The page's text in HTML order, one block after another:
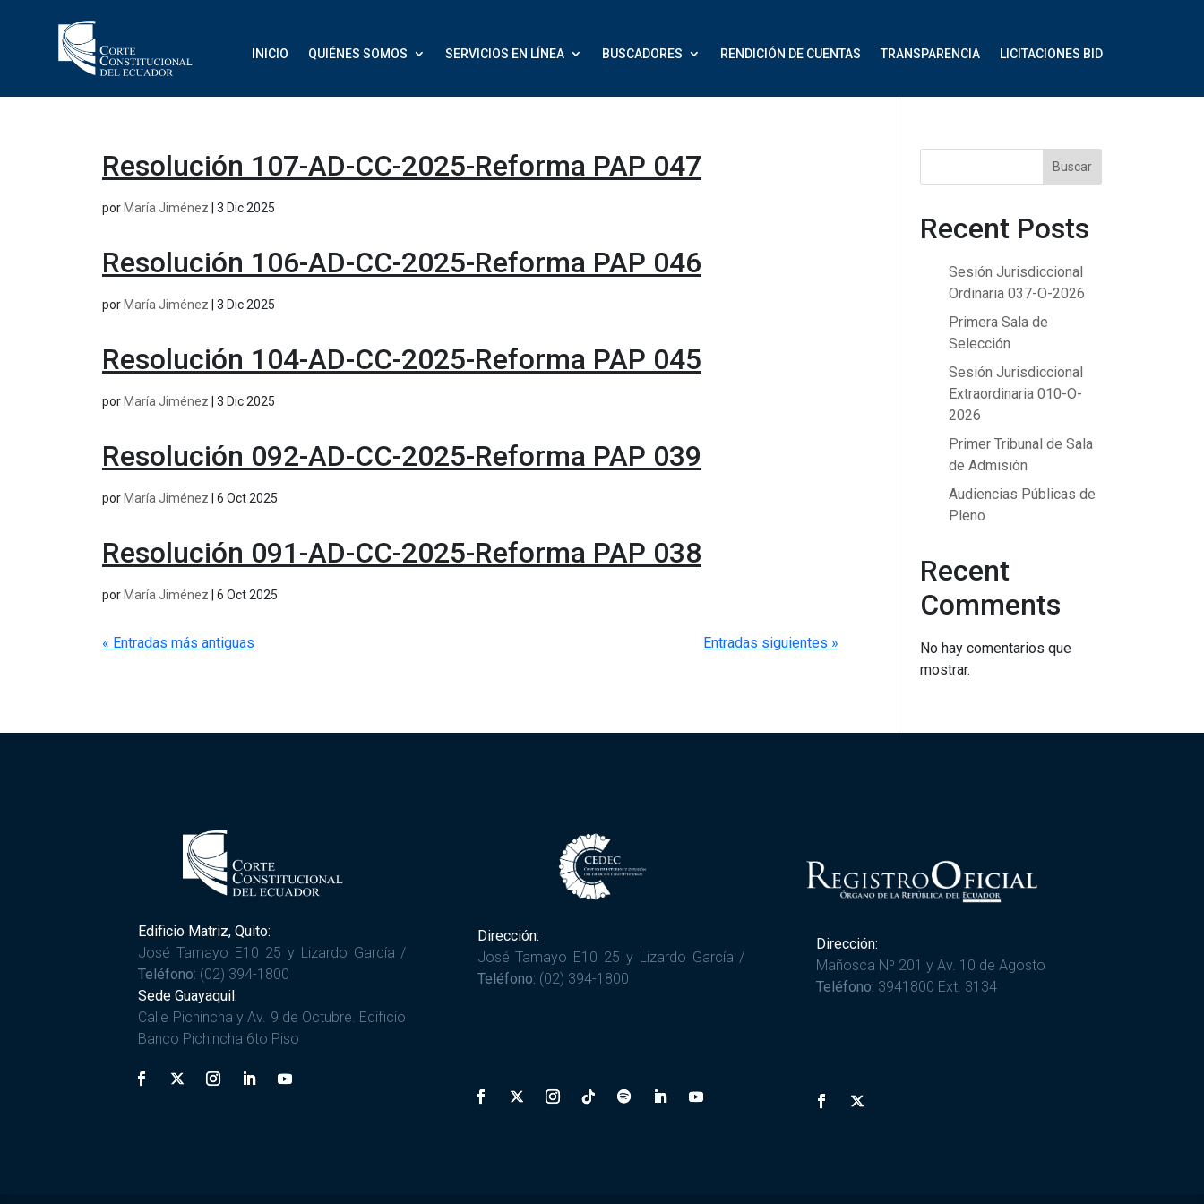
INICIO QUIÉNES SOMOS SERVICIOS EN LÍNEA BUSCADORES RENDICIÓN DE CUENTAS TRANSPARENCIA LICITACIONES BID
Resolución 107-AD-CC-2025-Reforma PAP 047
por María Jiménez 3 Dic 2025
Resolución 106-AD-CC-2025-Reforma PAP 046
por María Jiménez 3 Dic 2025
Resolución 104-AD-CC-2025-Reforma PAP 045
por María Jiménez 3 Dic 2025
Resolución 092-AD-CC-2025-Reforma PAP 039
por María Jiménez 6 Oct 2025
Resolución 091-AD-CC-2025-Reforma PAP 038
por María Jiménez 6 Oct 2025
« Entradas más antiguas Entradas siguientes »
Buscar
Recent Posts
Sesión Jurisdiccional
Ordinaria 037-O-2026
Primera Sala de
Selección
Sesión Jurisdiccional
Extraordinaria 010-O-
2026
Primer Tribunal de Sala
de Admisión
Audiencias Públicas de
Pleno
Recent
Comments
No hay comentarios que
mostrar.
Edificio Matriz, Quito:
José Tamayo E10 25 y Lizardo García /
Teléfono: (02) 394-1800
Sede Guayaquil:
Calle Pichincha y Av. 9 de Octubre. Edificio
Banco Pichincha 6to Piso
Dirección:
José Tamayo E10 25 y Lizardo García /
Teléfono: (02) 394-1800
Dirección:
Mañosca Nº 201 y Av. 10 de Agosto
Teléfono: 3941800 Ext. 3134